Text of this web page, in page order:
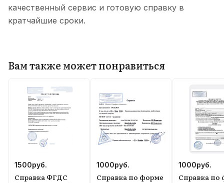
качественный сервис и готовую справку в
кратчайшие сроки.
Вам также может понравиться
1500руб.
Справка ФГДС
1000руб.
Справка по форме
1000руб.
Справка по